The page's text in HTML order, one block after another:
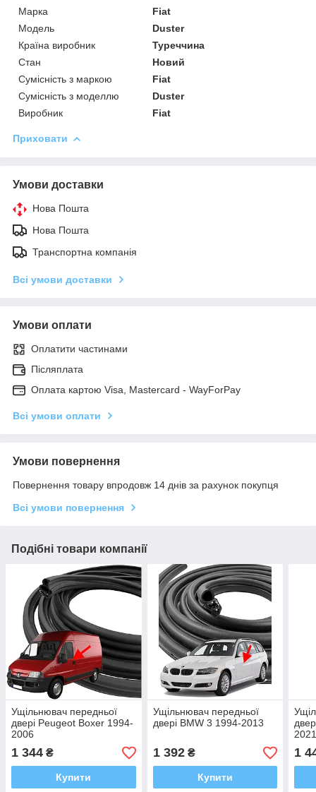
Марка
Fiat
Модель
Duster
Країна виробник
Туреччина
Стан
Новий
Сумісність з маркою
Fiat
Сумісність з моделлю
Duster
Виробник
Fiat
Приховати
Умови доставки
Нова Пошта
Нова Пошта
Транспортна компанія
Всі умови доставки
Умови оплати
Оплатити частинами
Післяплата
Оплата картою Visa, Mastercard - WayForPay
Всі умови оплати
Умови повернення
Повернення товару впродовж 14 днів за рахунок покупця
Всі умови повернення
Подібні товари компанії
Ущільнювач передньої
двері Peugeot Boxer 1994-
2006
1 344 ₴
Купити
Ущільнювач передньої
двері BMW 3 1994-2013
1 392₴
Купити
1